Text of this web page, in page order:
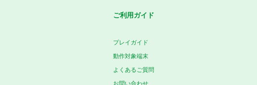
ご利用ガイド
プレイガイド
動作対象端末
よくあるご質問
お問い合わせ